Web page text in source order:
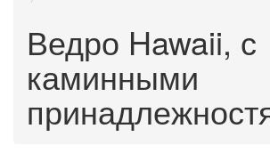
Ведро Hawaii, с
каминными